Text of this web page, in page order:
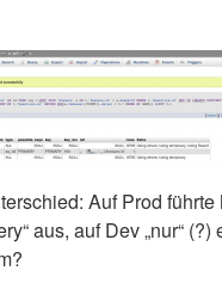
Auf Prod
aus, auf Dev „nur“